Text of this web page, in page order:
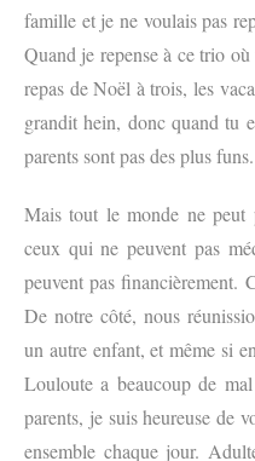
famille et je ne voulais pas
Quand je repense à ce trio où
repas de Noël à trois, les
grandit hein, donc quand tu
parents sont pas des plus funs.
Mais tout le monde ne peut
ceux qui ne peuvent pas
peuvent pas financièrement.
De notre côté, nous
un autre enfant, et même si
Louloute a beaucoup de
parents, je suis heureuse de
ensemble chaque jour.